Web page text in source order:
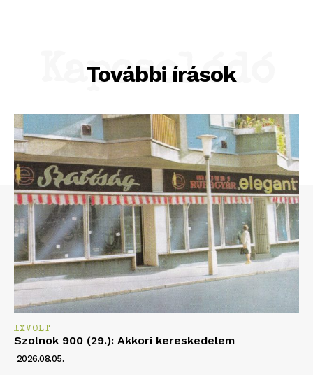
További írások
Kapcsolódó
1XVOLT
Szolnok 900 (29.): Akkori kereskedelem
2026.08.05.